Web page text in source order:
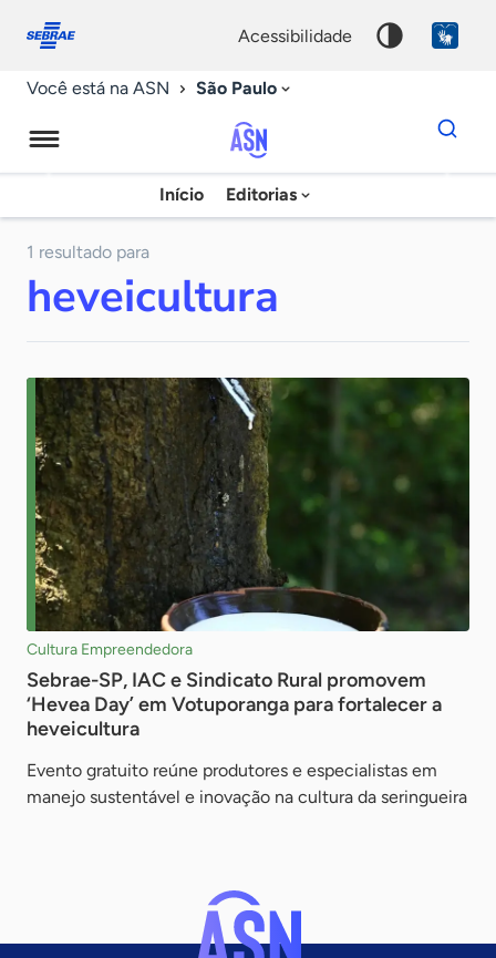
conosco
acessibilidade
Você está na ASN São Paulo
Agência
Sebrae
Notícias
Início Editorias
Dados
para
chave
1 resultado para
heveicultura
Cultura Empreendedora
Sebrae-SP, IAC e Sindicato Rural promovem
‘Hevea Day’ em Votuporanga para fortalecer a
heveicultura
Evento gratuito reúne produtores e especialistas em
manejo sustentável e inovação na cultura da seringueira